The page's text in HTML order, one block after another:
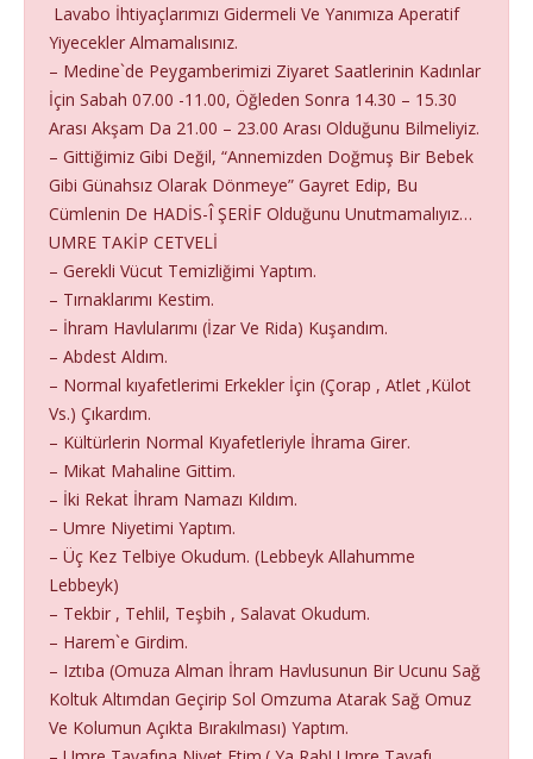
Lavabo İhtiyaçlarımızı Gidermeli Ve Yanımıza Aperatif
Yiyecekler Almamalısınız.
– Medine`de Peygamberimizi Ziyaret Saatlerinin Kadınlar
İçin Sabah 07.00 -11.00, Öğleden Sonra 14.30 – 15.30
Arası Akşam Da 21.00 – 23.00 Arası Olduğunu Bilmeliyiz.
– Gittiğimiz Gibi Değil, “Annemizden Doğmuş Bir Bebek
Gibi Günahsız Olarak Dönmeye” Gayret Edip, Bu
Cümlenin De HADİS-Î ŞERİF Olduğunu Unutmamalıyız…
UMRE TAKİP CETVELİ
– Gerekli Vücut Temizliğimi Yaptım.
– Tırnaklarımı Kestim.
– İhram Havlularımı (İzar Ve Rida) Kuşandım.
– Abdest Aldım.
– Normal kıyafetlerimi Erkekler İçin (Çorap , Atlet ,Külot
Vs.) Çıkardım.
– Kültürlerin Normal Kıyafetleriyle İhrama Girer.
– Mikat Mahaline Gittim.
– İki Rekat İhram Namazı Kıldım.
– Umre Niyetimi Yaptım.
– Üç Kez Telbiye Okudum. (Lebbeyk Allahumme
Lebbeyk)
– Tekbir , Tehlil, Teşbih , Salavat Okudum.
– Harem`e Girdim.
– Iztıba (Omuza Alman İhram Havlusunun Bir Ucunu Sağ
Koltuk Altımdan Geçirip Sol Omzuma Atarak Sağ Omuz
Ve Kolumun Açıkta Bırakılması) Yaptım.